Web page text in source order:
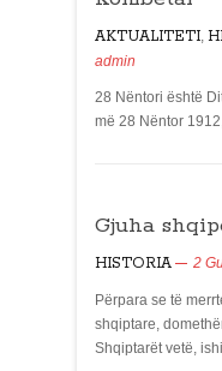
AKTUALITETI,
admin
28 Nëntori është
më 28 Nëntor
Gjuha
HISTORIA 2
Përpara se të
shqiptare,
Shqiptarët vetë,